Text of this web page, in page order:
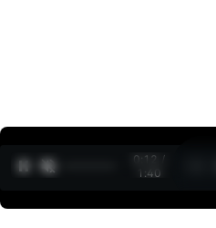
0:12 /
1:40